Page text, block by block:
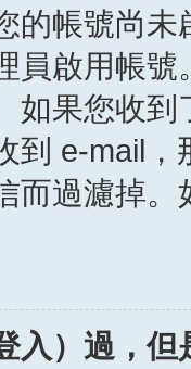
的帳號尚
員啟用帳
如果您收
到 e-mail
而過濾掉
入）過，